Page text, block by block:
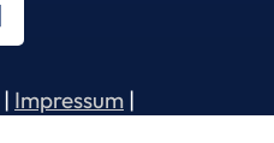
| Impressum |